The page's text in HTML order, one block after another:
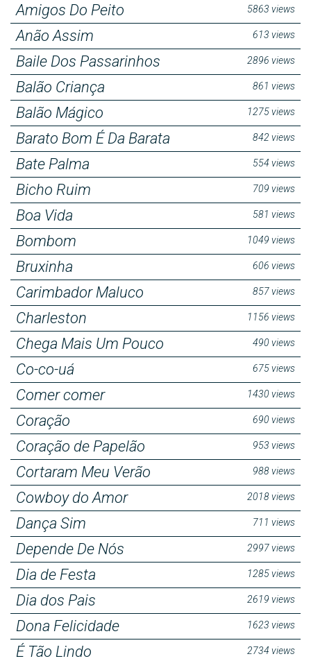
Amigos Do Peito 5863 views
Anão Assim 613 views
Baile Dos Passarinhos 2896 views
Balão Criança 861 views
Balão Mágico 1275 views
Barato Bom É Da Barata 842 views
Bate Palma 554 views
Bicho Ruim 709 views
Boa Vida 581 views
Bombom 1049 views
Bruxinha 606 views
Carimbador Maluco 857 views
Charleston 1156 views
Chega Mais Um Pouco 490 views
Co-co-uá 675 views
Comer comer 1430 views
Coração 690 views
Coração de Papelão 953 views
Cortaram Meu Verão 988 views
Cowboy do Amor 2018 views
Dança Sim 711 views
Depende De Nós 2997 views
Dia de Festa 1285 views
Dia dos Pais 2619 views
Dona Felicidade 1623 views
É Tão Lindo 2734 views